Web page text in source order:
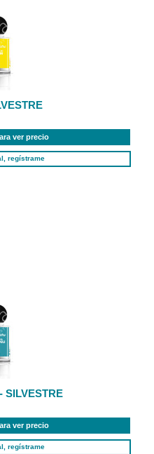
ver precio
regístrame
SILVESTRE
ver precio
regístrame